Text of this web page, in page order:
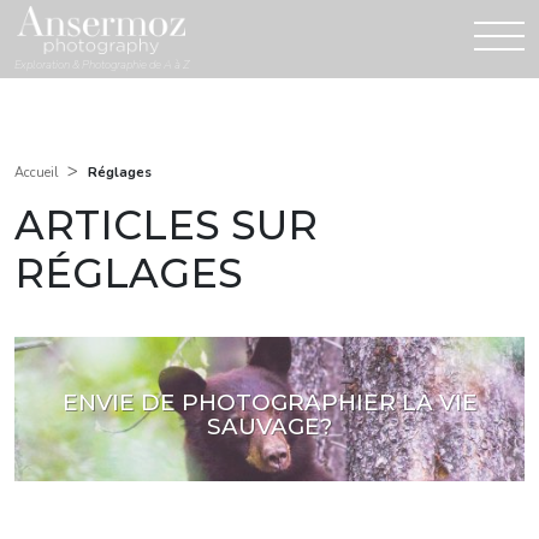
Exploration & Photographie de A à Z
Accueil > Réglages
ARTICLES SUR
RÉGLAGES
ENVIE DE PHOTOGRAPHIER LA VIE
SAUVAGE?